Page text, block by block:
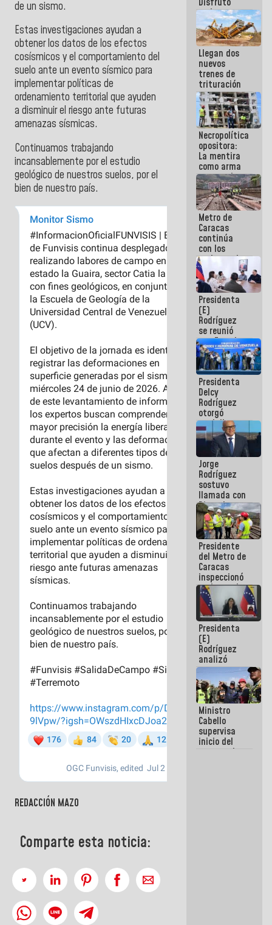
de un sismo.
Estas investigaciones ayudan a
obtener los datos de los efectos
cosísmicos y el comportamiento del
suelo ante un evento sísmico para
implementar políticas de
ordenamiento territorial que ayuden
a disminuir el riesgo ante futuras
amenazas sísmicas.
Continuamos trabajando
incansablemente por el estudio
geológico de nuestros suelos, por el
bien de nuestro país.
REDACCIÓN MAZO
Comparte esta noticia:
cada vez
que escribes
porque lo
que haces
es
embarrarla
Llegan dos
nuevos
trenes de
trituración
para
optimizar
manejo de
escombros
en La Guaira
Necropolítica
opositora:
La mentira
como arma
contra el
Pueblo
Metro de
Caracas
continúa
con los
trabajos de
mantenimiento
e inspección
en la Línea 2
Presidenta
(E)
Rodríguez
se reunió
con Estado
Mayor
Eléctrico
para
abordar
planes de
acción
Presidenta
Delcy
Rodríguez
otorgó
medalla
"Héroe de
Venezuela"
a servidores
públicos
Jorge
Rodríguez
sostuvo
llamada con
Dinorah
Figuera y
acuerdan
primer
encuentro
presencial
para el
diálogo
Presidente
del Metro de
Caracas
inspeccionó
trabajos de
rehabilitación
y
modernización
de la vía
férrea
Presidenta
(E)
Rodríguez
analizó
junto a
gobernadores
planes de
recuperación
del Sistema
Eléctrico
Nacional
Ministro
Cabello
supervisa
inicio del
proceso de